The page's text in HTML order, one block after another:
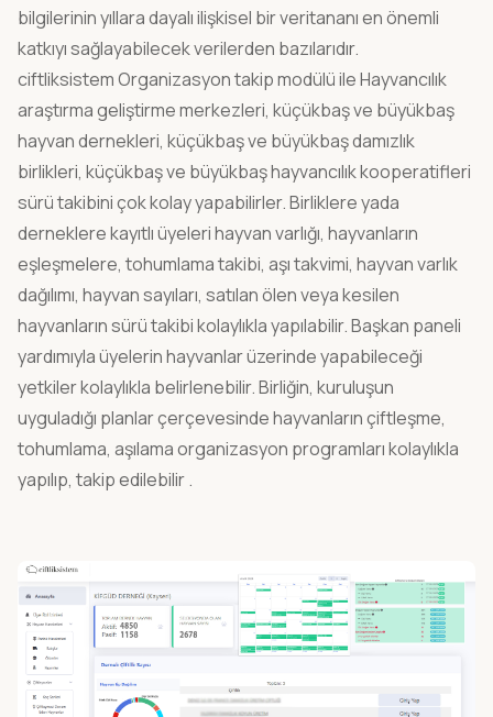
bilgilerinin yıllara dayalı ilişkisel bir veritananı en önemli
katkıyı sağlayabilecek verilerden bazılarıdır.
ciftliksistem Organizasyon takip modülü ile Hayvancılık
araştırma geliştirme merkezleri, küçükbaş ve büyükbaş
hayvan dernekleri, küçükbaş ve büyükbaş damızlık
birlikleri, küçükbaş ve büyükbaş hayvancılık kooperatifleri
sürü takibini çok kolay yapabilirler. Birliklere yada
derneklere kayıtlı üyeleri hayvan varlığı, hayvanların
eşleşmelere, tohumlama takibi, aşı takvimi, hayvan varlık
dağılımı, hayvan sayıları, satılan ölen veya kesilen
hayvanların sürü takibi kolaylıkla yapılabilir. Başkan paneli
yardımıyla üyelerin hayvanlar üzerinde yapabileceği
yetkiler kolaylıkla belirlenebilir. Birliğin, kuruluşun
uyguladığı planlar çerçevesinde hayvanların çiftleşme,
tohumlama, aşılama organizasyon programları kolaylıkla
yapılıp, takip edilebilir .